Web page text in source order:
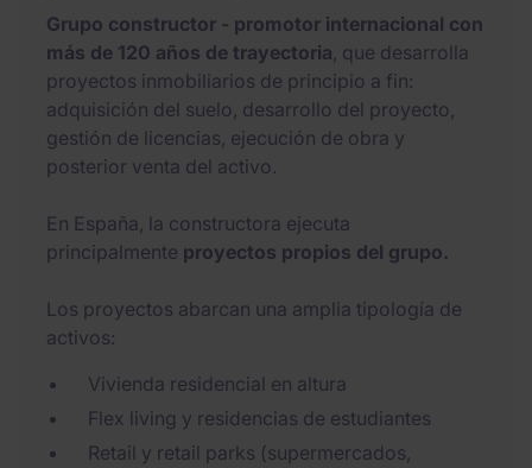
Grupo constructor - promotor internacional con
más de 120 años de trayectoria, que desarrolla
proyectos inmobiliarios de principio a fin:
adquisición del suelo, desarrollo del proyecto,
gestión de licencias, ejecución de obra y
posterior venta del activo.
En España, la constructora ejecuta
principalmente proyectos propios del grupo.
Los proyectos abarcan una amplia tipología de
activos:
Vivienda residencial en altura
Flex living y residencias de estudiantes
Retail y retail parks (supermercados,